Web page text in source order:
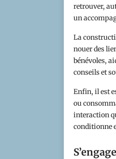
retrouver,
un
La
nouer des
bénévoles,
conseils et
Enfin, il est
ou
interaction
conditionne